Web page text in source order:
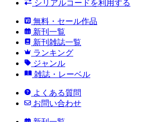
シリアルコードを利用する
無料・セール作品
新刊一覧
新刊雑誌一覧
ランキング
ジャンル
雑誌・レーベル
よくある質問
お問い合わせ